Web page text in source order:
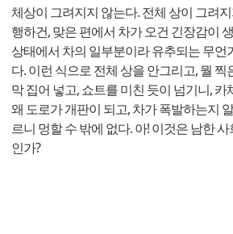
체상이 그려지지 않는다. 전체 상이 그려
행하건, 맞은 편에서 차가 오건 긴장감이
상태에서 차의 일부분이라 유추되는 무언
다. 이런 식으로 전체 상을 안그리고, 뭘
막 집어 넣고, 쇼트를 미친 듯이 넘기니,
왜 도로가 개판이 되고, 차가 폭발하는지
르니 멍할 수 밖에 없다. 아! 이것은 남한
인가?